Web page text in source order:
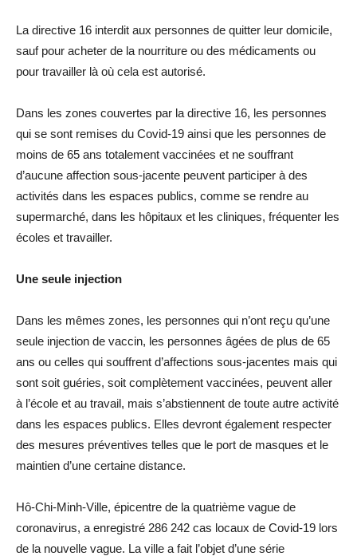
La directive 16 interdit aux personnes de quitter leur domicile,
sauf pour acheter de la nourriture ou des médicaments ou
pour travailler là où cela est autorisé.
Dans les zones couvertes par la directive 16, les personnes
qui se sont remises du Covid-19 ainsi que les personnes de
moins de 65 ans totalement vaccinées et ne souffrant
d’aucune affection sous-jacente peuvent participer à des
activités dans les espaces publics, comme se rendre au
supermarché, dans les hôpitaux et les cliniques, fréquenter les
écoles et travailler.
Une seule injection
Dans les mêmes zones, les personnes qui n’ont reçu qu’une
seule injection de vaccin, les personnes âgées de plus de 65
ans ou celles qui souffrent d’affections sous-jacentes mais qui
sont soit guéries, soit complètement vaccinées, peuvent aller
à l’école et au travail, mais s’abstiennent de toute autre activité
dans les espaces publics. Elles devront également respecter
des mesures préventives telles que le port de masques et le
maintien d’une certaine distance.
Hô-Chi-Minh-Ville, épicentre de la quatrième vague de
coronavirus, a enregistré 286 242 cas locaux de Covid-19 lors
de la nouvelle vague. La ville a fait l’objet d’une série